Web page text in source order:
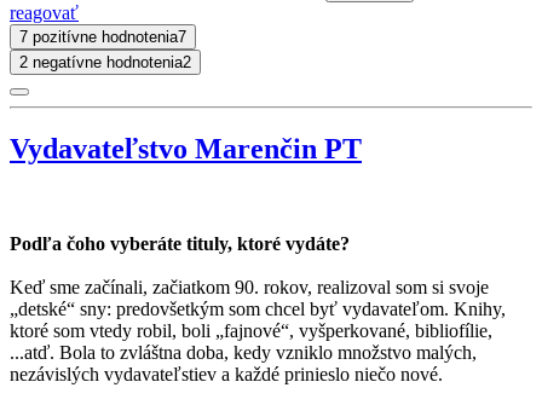
reagovať
7 pozitívne hodnotenia7
2 negatívne hodnotenia2
Vydavateľstvo Marenčin PT
Podľa čoho vyberáte tituly, ktoré vydáte?
Keď sme začínali, začiatkom 90. rokov, realizoval som si svoje
„detské“ sny: predovšetkým som chcel byť vydavateľom. Knihy,
ktoré som vtedy robil, boli „fajnové“, vyšperkované, bibliofílie,
...atď. Bola to zvláštna doba, kedy vzniklo množstvo malých,
nezávislých vydavateľstiev a každé prinieslo niečo nové.